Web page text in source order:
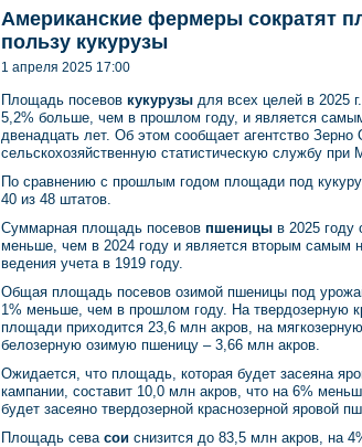
Американские фермеры сократят
пользу кукурузы
1 апреля 2025 17:00
Площадь посевов кукурузы для всех целей в 2025
5,2% больше, чем в прошлом году, и является
двенадцать лет. Об этом сообщает агентство
сельскохозяйственную статистическую службу
По сравнению с прошлым годом площади под
40 из 48 штатов.
Суммарная площадь посевов пшеницы в 2025 году
меньше, чем в 2024 году и является вторым самым
ведения учета в 1919 году.
Общая площадь посевов озимой пшеницы под
1% меньше, чем в прошлом году. На твердозерную
площади приходится 23,6 млн акров, на
белозерную озимую пшеницу – 3,66 млн акров.
Ожидается, что площадь, которая будет засеяна
кампании, составит 10,0 млн акров, что на 6%
будет засеяно твердозерной краснозерной яровой
Площадь сева сои снизится до 83,5 млн акров, на